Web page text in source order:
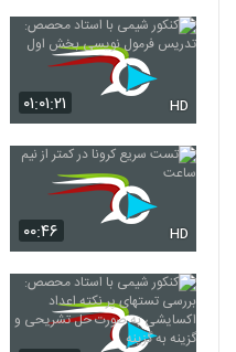
۰۱:۰۱:۲۱ HD
۰۰:۴۶ HD